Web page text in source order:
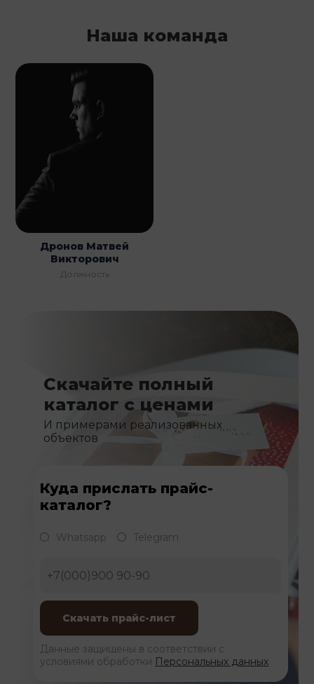
Наша команда
Дронов Матвей
Викторович
Должность
Скачайте полный
каталог с ценами
И примерами реализованных
объектов
Куда прислать прайс-
каталог?
Whatsapp Telegram
Данные защищены в соответствии с
условиями обработки Персональных данных